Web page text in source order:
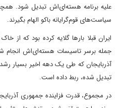
علیه برنامه هسته‌ای‌اش تبدیل شود.
سیاست‌های قوم‌گرایانه باکو الهام بگیرند.
ایران قبلا بارها گلایه کرده بود که از
جمله برسر تاسیسات هسته‌ای‌اش انجام
آذربایجان که طی یک دهه اخیر بسیار
تبدیل شده، ربط داده است.
در مجموع، قدرت فزاینده جمهوری